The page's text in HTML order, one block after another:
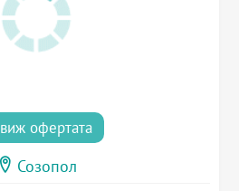
виж офертата
Созопол